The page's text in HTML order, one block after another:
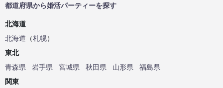
都道府県から婚活パーティーを探す
北海道
北海道 （札幌）
東北
青森県
岩手県 宮城県 秋田県 山形県
福島県
関東